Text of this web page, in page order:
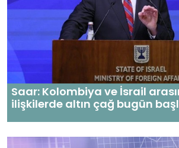
Saar: Kolombiya ve İsrail
ilişkilerde altın çağ bugün